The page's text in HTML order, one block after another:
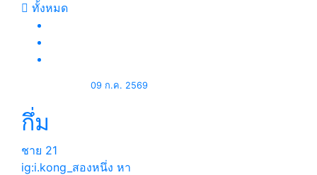
ทั้งหมด
09 ก.ค. 2569
กึ่ม
ชาย 21
ig:i.kong_สองหนึ่ง หา